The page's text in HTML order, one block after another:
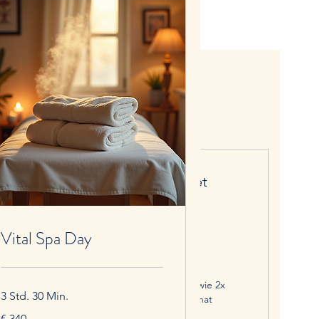
Vital & Wellness Paket
€ 360€
2x Massage nach Wahl je 1,5h, sowie 2x
FitnessWorkout´s je 1h pro Monat
Vital Spa Day
3 Std. 30 Min.